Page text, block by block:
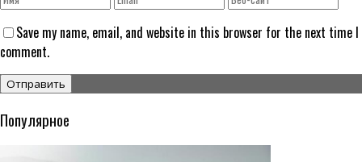
Save my name, email, and website in this browser for the next time I
comment.
Популярное